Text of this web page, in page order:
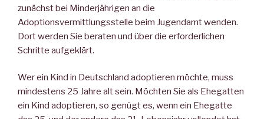
zunächst bei Minderjährigen an die
Adoptionsvermittlungsstelle beim Jugendamt wenden.
Dort werden Sie beraten und über die erforderlichen
Schritte aufgeklärt.
Wer ein Kind in Deutschland adoptieren möchte, muss
mindestens 25 Jahre alt sein. Möchten Sie als Ehegatten
ein Kind adoptieren, so genügt es, wenn ein Ehegatte